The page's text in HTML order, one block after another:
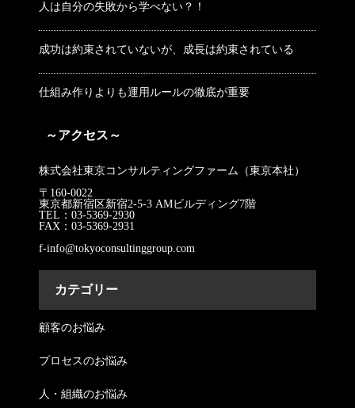
人は自分の失敗から学べない？！
成功は約束されていないが、成長は約束されている
仕組み作りよりも運用ルールの徹底が重要
～アクセス～
株式会社東京コンサルティングファーム（東京本社）
〒160-0022
東京都新宿区新宿2-5-3 AMビルディング7階
TEL：03-5369-2930
FAX：03-5369-2931
f-info@tokyoconsultinggroup.com
カテゴリー
顧客のお悩み
プロセスのお悩み
人・組織のお悩み